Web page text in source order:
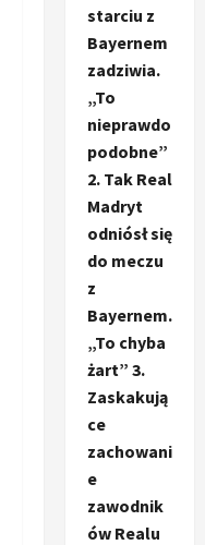
starciu z
Bayernem
zadziwia.
„To
nieprawdo
podobne”
2. Tak Real
Madryt
odniósł się
do meczu
z
Bayernem.
„To chyba
żart” 3.
Zaskakują
ce
zachowani
e
zawodnik
ów Realu